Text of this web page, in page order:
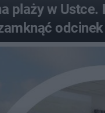
plaży w Ustce.